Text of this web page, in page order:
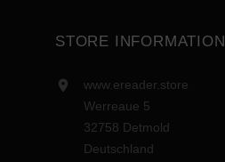
STORE INFORMATION

www.ereader.store
Werreaue 5
32758 Detmold
Deutschland